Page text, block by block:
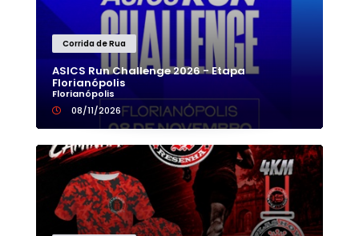
Corrida de Rua
ASICS Run Challenge 2026 - Etapa
Florianópolis
Florianópolis
08/11/2026